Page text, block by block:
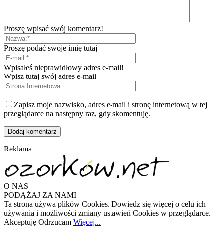
Proszę wpisać swój komentarz!
Proszę podać swoje imię tutaj
Wpisałeś nieprawidłowy adres e-mail!
Wpisz tutaj swój adres e-mail
Zapisz moje nazwisko, adres e-mail i stronę internetową w tej
przeglądarce na następny raz, gdy skomentuję.
Reklama
O NAS
PODĄŻAJ ZA NAMI
Ta strona używa plików Cookies. Dowiedz się więcej o celu ich
używania i możliwości zmiany ustawień Cookies w przeglądarce.
Akceptuję Odrzucam Więcej...